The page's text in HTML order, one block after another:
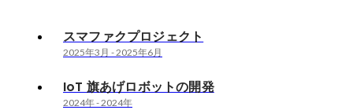
スマファクプロジェクト
2025年3月 -2025年6月
IoT 旗あげロボットの開発
2024年-2024年